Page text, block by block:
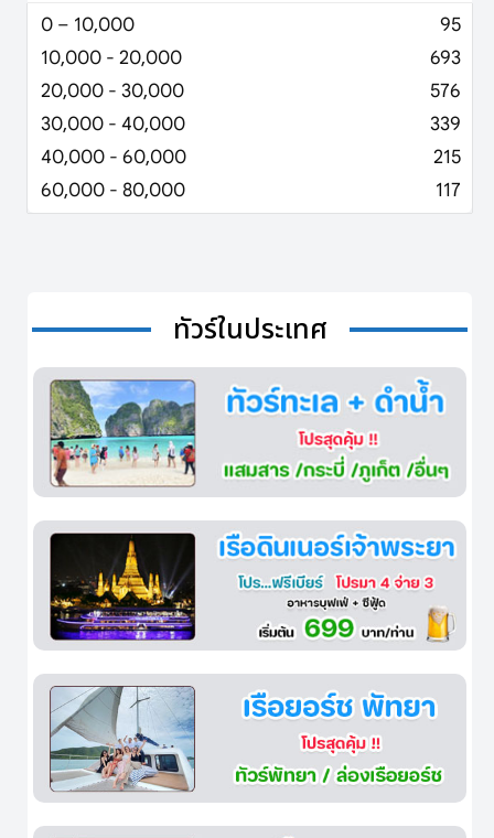
0 – 10,000
95
10,000 - 20,000
693
20,000 - 30,000
576
30,000 - 40,000
339
40,000 - 60,000
215
60,000 - 80,000
117
ทัวร์ในประเทศ